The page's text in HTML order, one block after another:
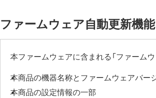
ファームウェア自動更新機
本ファームウェアに含まれる「ファーム
本商品の機器名称とファームウェアバー
本商品の設定情報の一部